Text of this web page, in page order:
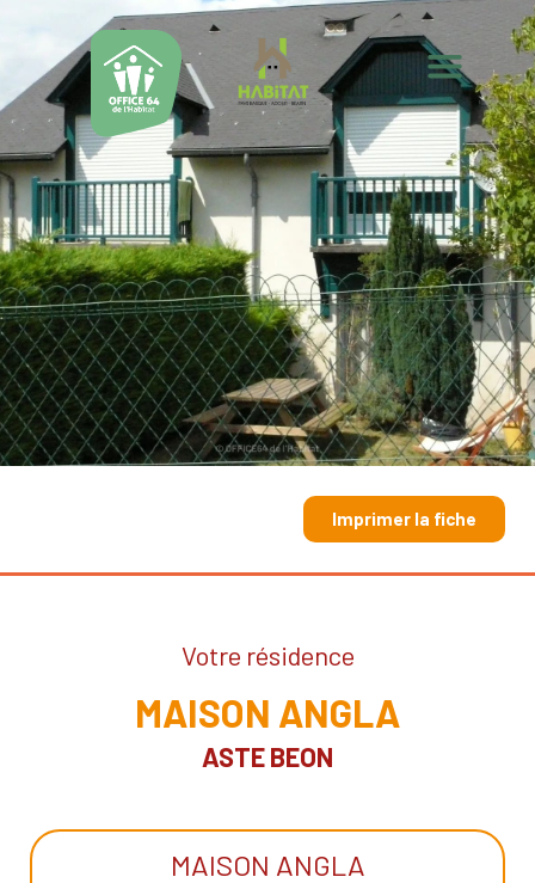
Imprimer la fiche
Votre résidence
MAISON ANGLA
ASTE BEON
MAISON ANGLA